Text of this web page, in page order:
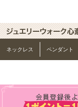
ネックレス ペンダント